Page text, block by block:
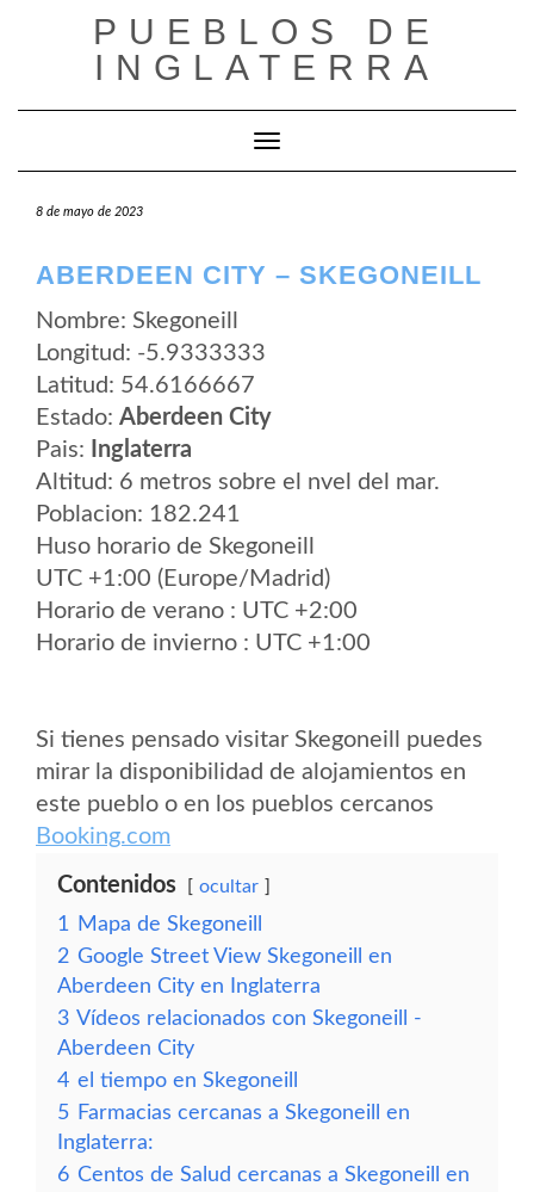
PUEBLOS DE
INGLATERRA
Cambiar modo de navegación
8 de mayo de 2023
ABERDEEN CITY – SKEGONEILL
Nombre: Skegoneill
Longitud: -5.9333333
Latitud: 54.6166667
Estado: Aberdeen City
Pais:
Inglaterra
Altitud: 6 metros sobre el nvel del mar.
Poblacion: 182.241
Huso horario de Skegoneill
UTC +1:00 (Europe/Madrid)
Horario de verano : UTC +2:00
Horario de invierno : UTC +1:00
Si tienes pensado visitar Skegoneill puedes
mirar la disponibilidad de alojamientos en
este pueblo o en los pueblos cercanos
Booking.com
Contenidos ocultar
1
Mapa de Skegoneill
2 Google Street View Skegoneill en
Aberdeen City en Inglaterra
3 Vídeos relacionados con Skegoneill -
Aberdeen City
4 el tiempo en Skegoneill
5 Farmacias cercanas a Skegoneill en
Inglaterra:
6 Centos de Salud cercanas a Skegoneill en